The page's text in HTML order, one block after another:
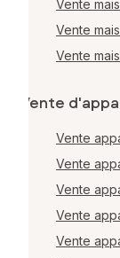
Vente
Vente
Vente
Vente
Vente
Vente
Vente
Vente
Vente